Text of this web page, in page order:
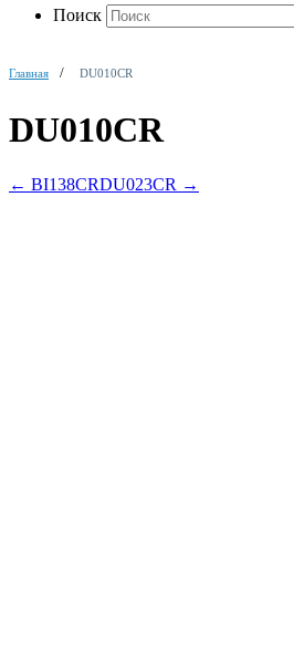
Поиск
Главная DU010CR
DU010CR
← BI138CRDU023CR →